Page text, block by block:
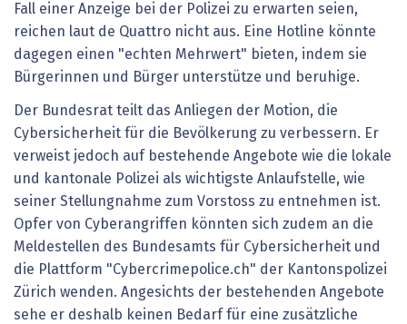
Fall einer Anzeige bei der Polizei zu erwarten seien,
reichen laut de Quattro nicht aus. Eine Hotline könnte
dagegen einen "echten Mehrwert" bieten, indem sie
Bürgerinnen und Bürger unterstütze und beruhige.
Der Bundesrat teilt das Anliegen der Motion, die
Cybersicherheit für die Bevölkerung zu verbessern. Er
verweist jedoch auf bestehende Angebote wie die lokale
und kantonale Polizei als wichtigste Anlaufstelle, wie
seiner Stellungnahme zum Vorstoss zu entnehmen ist.
Opfer von Cyberangriffen könnten sich zudem an die
Meldestellen des Bundesamts für Cybersicherheit und
die Plattform "Cybercrimepolice.ch" der Kantonspolizei
Zürich wenden. Angesichts der bestehenden Angebote
sehe er deshalb keinen Bedarf für eine zusätzliche